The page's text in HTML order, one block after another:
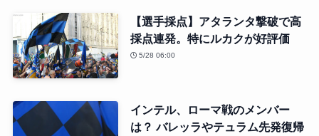
【選手採点】アタランタ撃破で高
採点連発。特にルカクが好評価
5/28 06:00
インテル、ローマ戦のメンバー
は？ バレッラやテュラム先発復帰